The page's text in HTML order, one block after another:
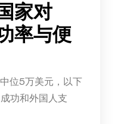
家对
率与便
位5万美元，以下
功和外国人支